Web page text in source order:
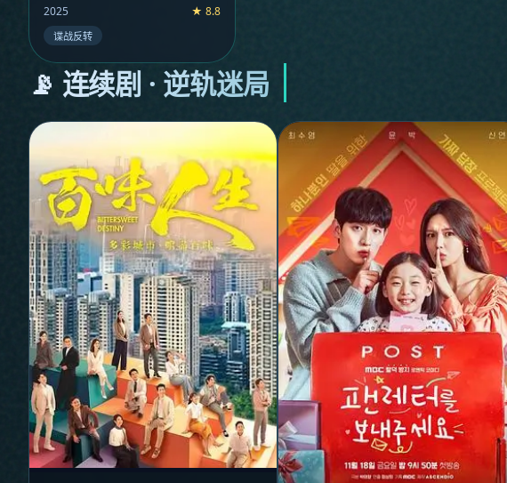
2025 ★ 8.8
谍战反转
📡 连续剧 · 逆轨迷局